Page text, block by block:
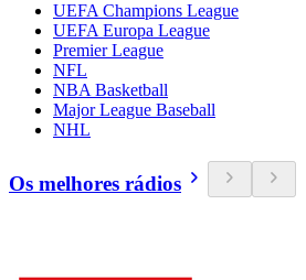
UEFA Champions League
UEFA Europa League
Premier League
NFL
NBA Basketball
Major League Baseball
NHL
Os melhores rádios